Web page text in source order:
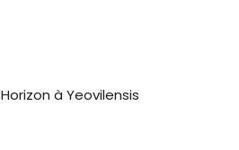
à Yeovilensis